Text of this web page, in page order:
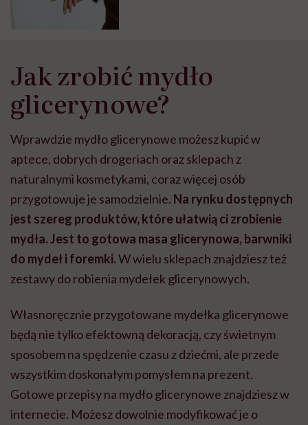
Jak zrobić mydło
glicerynowe?
Wprawdzie mydło glicerynowe możesz kupić w
aptece, dobrych drogeriach oraz sklepach z
naturalnymi kosmetykami, coraz więcej osób
przygotowuje je samodzielnie. Na rynku dostępnych
jest szereg produktów, które ułatwią ci zrobienie
mydła. Jest to gotowa masa glicerynowa, barwniki
do mydeł i foremki.W wielu sklepach znajdziesz też
zestawy do robienia mydełek glicerynowych.
Własnoręcznie przygotowane mydełka glicerynowe
będą nie tylko efektowną dekoracją, czy świetnym
sposobem na spędzenie czasu z dziećmi, ale przede
wszystkim doskonałym pomysłem na prezent.
Gotowe przepisy na mydło glicerynowe znajdziesz w
internecie. Możesz dowolnie modyfikować je o